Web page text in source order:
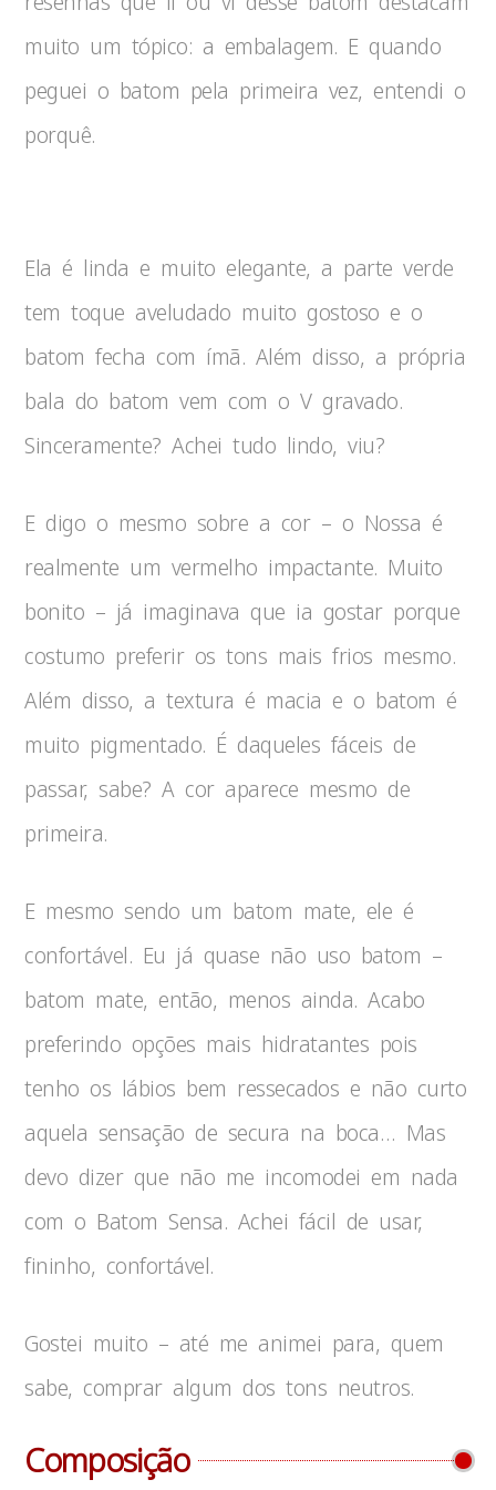
muito um tópico: a embalagem. E quando
peguei o batom pela primeira vez, entendi o
porquê.
Ela é linda e muito elegante, a parte verde
tem toque aveludado muito gostoso e o
batom fecha com ímã. Além disso, a própria
bala do batom vem com o V gravado.
Sinceramente? Achei tudo lindo, viu?
E digo o mesmo sobre a cor – o Nossa é
realmente um vermelho impactante. Muito
bonito – já imaginava que ia gostar porque
costumo preferir os tons mais frios mesmo.
Além disso, a textura é macia e o batom é
muito pigmentado. É daqueles fáceis de
passar, sabe? A cor aparece mesmo de
primeira.
E mesmo sendo um batom mate, ele é
confortável. Eu já quase não uso batom –
batom mate, então, menos ainda. Acabo
preferindo opções mais hidratantes pois
tenho os lábios bem ressecados e não curto
aquela sensação de secura na boca… Mas
devo dizer que não me incomodei em nada
com o Batom Sensa. Achei fácil de usar,
fininho, confortável.
Gostei muito – até me animei para, quem
sabe, comprar algum dos tons neutros.
Composição